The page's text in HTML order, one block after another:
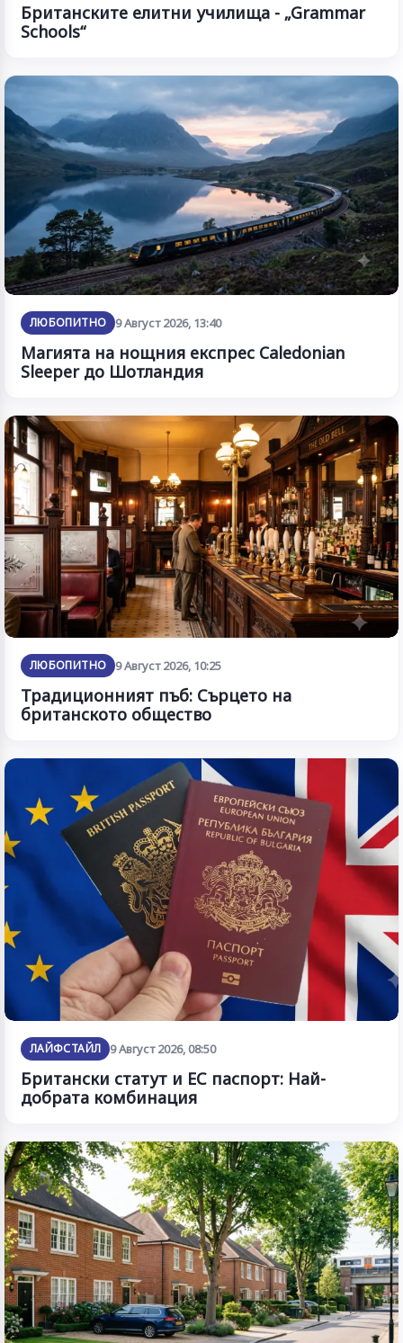
Британските елитни училища - „Grammar
Schools“
ЛЮБОПИТНО 9 Август 2026, 13:40
Магията на нощния експрес Caledonian
Sleeper до Шотландия
ЛЮБОПИТНО 9 Август 2026, 10:25
Традиционният пъб: Сърцето на
британското общество
ЛАЙФСТАЙЛ 9 Август 2026, 08:50
Британски статут и ЕС паспорт: Най-
добрата комбинация